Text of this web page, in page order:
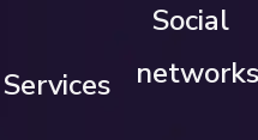
Services
Social
networks